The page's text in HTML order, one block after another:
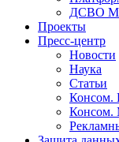
ДСВО
Проекты
Пресс-центр
Новости
Наука
Статьи
Консом.
Консом.